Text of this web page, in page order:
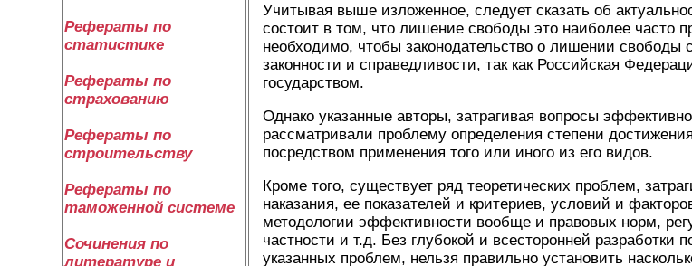
Рефераты по
статистике
Рефераты по
страхованию
Рефераты по
строительству
Рефераты по
таможенной системе
Сочинения по
литературе и
Учитывая выше изложенное, следует сказать об
состоит в том, что лишение свободы это наиболее часто
необходимо, чтобы законодательство о лишении свободы
законности и справедливости, так как Российская
государством.
Однако указанные авторы, затрагивая вопросы
рассматривали проблему определения степени
посредством применения того или иного из его видов.
Кроме того, существует ряд теоретических проблем,
наказания, ее показателей и критериев, условий и
методологии эффективности вообще и правовых норм,
частности и т.д. Без глубокой и всесторонней
указанных проблем, нельзя правильно установить